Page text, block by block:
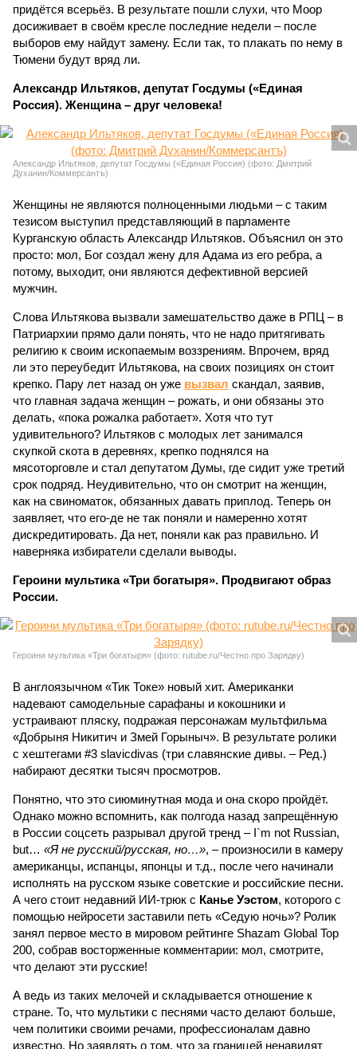
придётся всерьёз. В результате пошли слухи, что Моор
досиживает в своём кресле последние недели – после
выборов ему найдут замену. Если так, то плакать по нему в
Тюмени будут вряд ли.
Александр Ильтяков, депутат Госдумы («Единая
Россия). Женщина – друг человека!
Александр Ильтяков, депутат Госдумы («Единая Россия) (фото: Дмитрий
Духанин/Коммерсантъ)
Женщины не являются полноценными людьми – с таким
тезисом выступил представляющий в парламенте
Курганскую область Александр Ильтяков. Объяснил он это
просто: мол, Бог создал жену для Адама из его ребра, а
потому, выходит, они являются дефективной версией
мужчин.
Слова Ильтякова вызвали замешательство даже в РПЦ – в
Патриархии прямо дали понять, что не надо притягивать
религию к своим ископаемым воззрениям. Впрочем, вряд
ли это переубедит Ильтякова, на своих позициях он стоит
крепко. Пару лет назад он уже вызвал скандал, заявив,
что главная задача женщин – рожать, и они обязаны это
делать, «пока рожалка работает». Хотя что тут
удивительного? Ильтяков с молодых лет занимался
скупкой скота в деревнях, крепко поднялся на
мясоторговле и стал депутатом Думы, где сидит уже третий
срок подряд. Неудивительно, что он смотрит на женщин,
как на свиноматок, обязанных давать приплод. Теперь он
заявляет, что его-де не так поняли и намеренно хотят
дискредитировать. Да нет, поняли как раз правильно. И
наверняка избиратели сделали выводы.
Героини мультика «Три богатыря». Продвигают образ
России.
Героини мультика «Три богатыря» (фото: rutube.ru/Честно про Зарядку)
В англоязычном «Тик Токе» новый хит. Американки
надевают самодельные сарафаны и кокошники и
устраивают пляску, подражая персонажам мультфильма
«Добрыня Никитич и Змей Горыныч». В результате ролики
с хештегами #3 slavicdivas (три славянские дивы. – Ред.)
набирают десятки тысяч просмотров.
Понятно, что это сиюминутная мода и она скоро пройдёт.
Однако можно вспомнить, как полгода назад запрещённую
в России соцсеть разрывал другой тренд – I`m not Russian,
but… «Я не русский/русская, но…», – произносили в камеру
американцы, испанцы, японцы и т.д., после чего начинали
исполнять на русском языке советские и российские песни.
А чего стоит недавний ИИ-трюк с Канье Уэстом, которого с
помощью нейросети заставили петь «Седую ночь»? Ролик
занял первое место в мировом рейтинге Shazam Global Top
200, собрав восторженные комментарии: мол, смотрите,
что делают эти русские!
А ведь из таких мелочей и складывается отношение к
стране. То, что мультики с песнями часто делают больше,
чем политики своими речами, профессионалам давно
известно. Но заявлять о том, что за границей ненавидят